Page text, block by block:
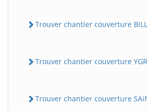
Trouver chantier couverture
Trouver chantier couverture
Trouver chantier couverture